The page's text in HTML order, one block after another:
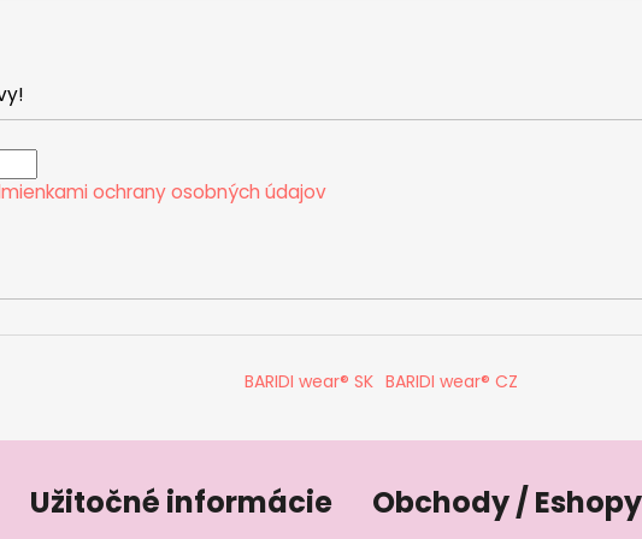
ochrany osobných údajov
BARIDI wear® SK BARIDI wear® CZ
Užitočné informácie Obchody / Eshopy